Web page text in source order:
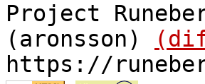
Project
(aronsson)
https://